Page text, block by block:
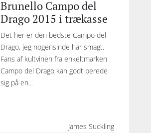
Brunello Campo del
Drago 2015 i trækasse
Det her er den bedste Campo del
Drago, jeg nogensinde har smagt.
Fans af kultvinen fra enkeltmarken
Campo del Drago kan godt berede
sig på en...
James Suckling